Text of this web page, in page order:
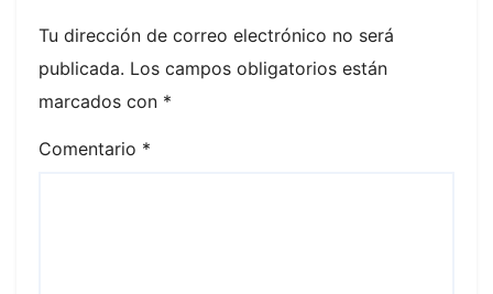
Tu dirección de correo electrónico no será
publicada. Los campos obligatorios están
marcados con *
Comentario *